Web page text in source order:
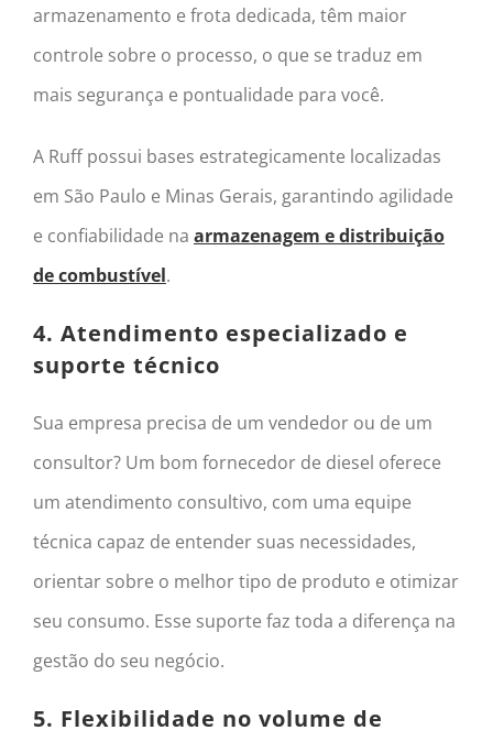
armazenamento e frota dedicada, têm maior
controle sobre o processo, o que se traduz em
mais segurança e pontualidade para você.
A Ruff possui bases estrategicamente localizadas
em São Paulo e Minas Gerais, garantindo agilidade
e confiabilidade na armazenagem e distribuição
de combustível.
4. Atendimento especializado e
suporte técnico
Sua empresa precisa de um vendedor ou de um
consultor? Um bom fornecedor de diesel oferece
um atendimento consultivo, com uma equipe
técnica capaz de entender suas necessidades,
orientar sobre o melhor tipo de produto e otimizar
seu consumo. Esse suporte faz toda a diferença na
gestão do seu negócio.
5. Flexibilidade no volume de